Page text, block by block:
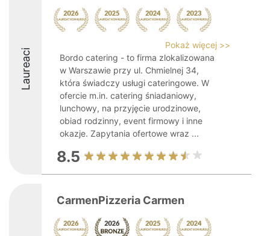
Laureaci
Pokaż więcej >>
Bordo catering - to firma zlokalizowana
w Warszawie przy ul. Chmielnej 34,
która świadczy usługi cateringowe. W
ofercie m.in. catering śniadaniowy,
lunchowy, na przyjęcie urodzinowe,
obiad rodzinny, event firmowy i inne
okazje. Zapytania ofertowe wraz ...
8.5
CarmenPizzeria Carmen